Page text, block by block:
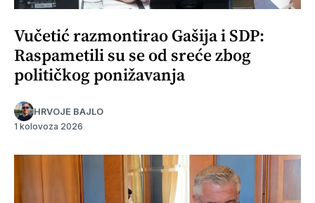
Vučetić razmontirao Gašija i SDP:
Raspametili su se od sreće zbog
političkog ponižavanja
HRVOJE BAJLO
1 kolovoza 2026